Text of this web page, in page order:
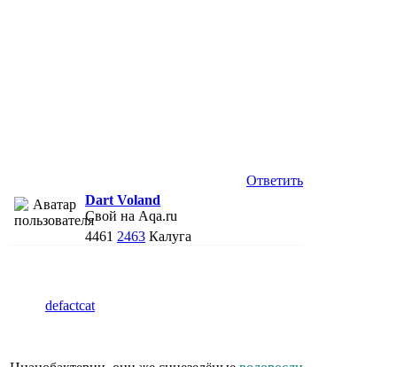
Ответить
Dart Voland
Свой на Aqa.ru
4461 2463 Калуга
defactcat